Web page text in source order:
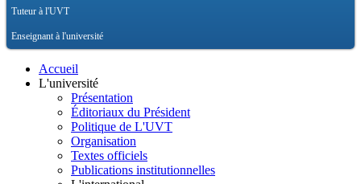
Tuteur à l'UVT
Enseignant à l'université
Accueil
L'université
Présentation
Éditoriaux du Président
Politique de L'UVT
Organisation
Textes officiels
Publications institutionnelles